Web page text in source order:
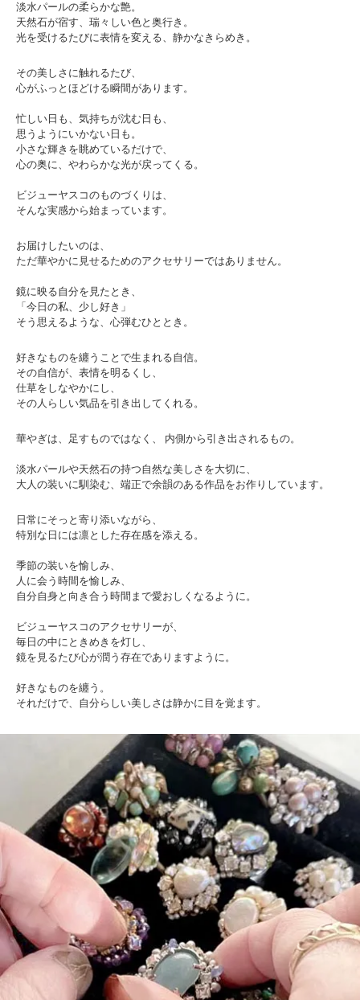
淡水パールの柔らかな艶。
天然石が宿す、瑞々しい色と奥行き。
光を受けるたびに表情を変える、静かなきらめき。
その美しさに触れるたび、
心がふっとほどける瞬間があります。
忙しい日も、気持ちが沈む日も、
思うようにいかない日も。
小さな輝きを眺めているだけで、
心の奥に、やわらかな光が戻ってくる。
ビジューヤスコのものづくりは、
そんな実感から始まっています。
お届けしたいのは、
ただ華やかに見せるためのアクセサリーではありません。
鏡に映る自分を見たとき、
「今日の私、少し好き」
そう思えるような、心弾むひととき。
好きなものを纏うことで生まれる自信。
その自信が、表情を明るくし、
仕草をしなやかにし、
その人らしい気品を引き出してくれる。
華やぎは、足すものではなく、 内側から引き出されるもの。
淡水パールや天然石の持つ自然な美しさを大切に、
大人の装いに馴染む、端正で余韻のある作品をお作りしています。
日常にそっと寄り添いながら、
特別な日には凛とした存在感を添える。
季節の装いを愉しみ、
人に会う時間を愉しみ、
自分自身と向き合う時間まで愛おしくなるように。
ビジューヤスコのアクセサリーが、
毎日の中にときめきを灯し、
鏡を見るたび心が潤う存在でありますように。
好きなものを纏う。
それだけで、自分らしい美しさは静かに目を覚ます。